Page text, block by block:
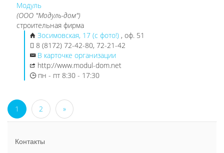
Модуль
(ООО "Модуль-дом")
строительная фирма
Зосимовская, 17 (с фото!) , оф. 51
8 (8172) 72-42-80, 72-21-42
В карточке организации
http://www.modul-dom.net
пн - пт 8:30 - 17:30
1 2 »
Контакты